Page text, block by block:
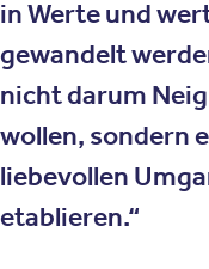
in Werte und
gewandelt
nicht darum
wollen, sondern
liebevollen
etablieren.